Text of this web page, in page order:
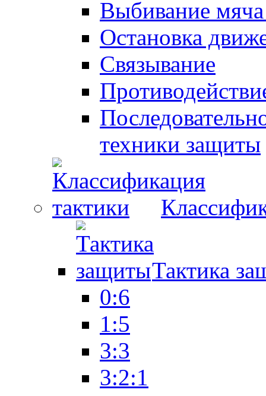
Выбивание
Остановка
Связывание
техники защиты
Тактика
0:6
1:5
3:3
3:2:1